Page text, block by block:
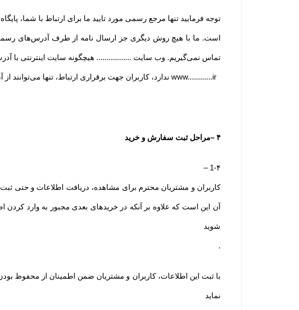
توجه فرمایید تنها مرجع رسمی مورد تایید ما برای ارتباط با شما،
است. ما با هیچ روش دیگری جز ارسال نامه از طرف آدرس‏‌های
تماس نمی‌‏گیریم. وب سایت ................. هیچگونه سایت اینترنتی با
www............ir ندارد، کاربران جهت برقراری ارتباط، تنها
۴ –مراحل ثبت سفارش و خرید
1-۴ –
کاربران و مشتریان محترم برای مشاهده، دریافت اطلاعات و حتی
آن این است که علاوه بر آنکه در خریدهای بعدی مجبور به وارد کردن
شوید
.
با ثبت این اطلاعات، کاربران و مشتریان ضمن اطمینان از محفوظ
نماید